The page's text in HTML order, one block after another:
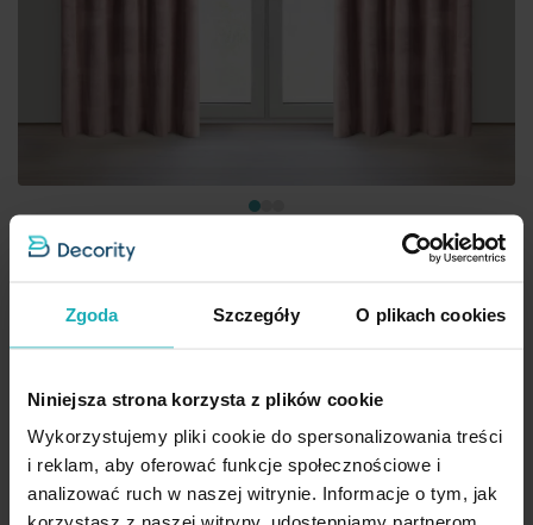
Zgoda Szczegóły O plikach cookies
Niniejsza strona korzysta z plików cookie
Wykorzystujemy pliki cookie do spersonalizowania treści
i reklam, aby oferować funkcje społecznościowe i
analizować ruch w naszej witrynie. Informacje o tym, jak
Zasłona różowa z aksamitnego gładkiego welwetu 140x270 cm
taśma - HEAVEN Eurofirany
39,90 zł
Dodaj do koszyka
Inne rozmiary i sposoby zawieszenia(2)